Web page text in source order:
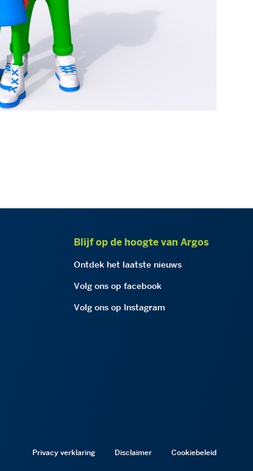
Blijf op de hoogte van Argos
Ontdek het laatste nieuws
Volg ons op facebook
Volg ons op Instagram
Privacy verklaring Disclaimer Cookiebeleid